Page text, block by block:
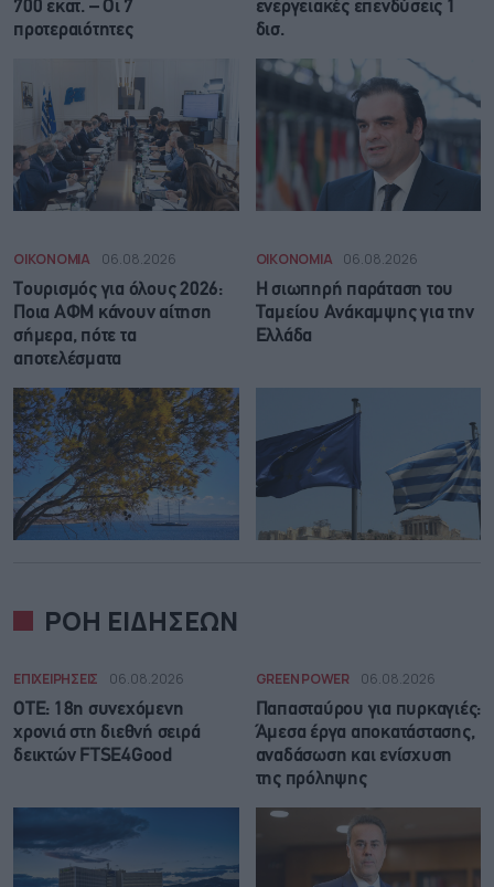
700 εκατ. – Οι 7
προτεραιότητες
ενεργειακές επενδύσεις 1
δισ.
ΟΙΚΟΝΟΜΙΑ 06.08.2026
Τουρισμός για όλους 2026:
Ποια ΑΦΜ κάνουν αίτηση
σήμερα, πότε τα
αποτελέσματα
ΟΙΚΟΝΟΜΙΑ 06.08.2026
Η σιωπηρή παράταση του
Ταμείου Ανάκαμψης για την
Ελλάδα
ΡΟΗ ΕΙΔΗΣΕΩΝ
ΕΠΙΧΕΙΡΗΣΕΙΣ 06.08.2026
ΟΤΕ: 18η συνεχόμενη
χρονιά στη διεθνή σειρά
δεικτών FTSE4Good
GREEN POWER 06.08.2026
Παπασταύρου για πυρκαγιές:
Άμεσα έργα αποκατάστασης,
αναδάσωση και ενίσχυση
της πρόληψης